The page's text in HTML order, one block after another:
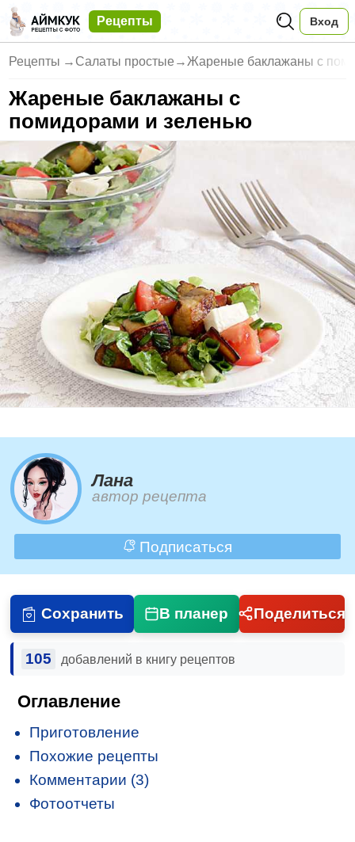
Рецепты Вход
Рецепты → Салаты простые → Жареные баклажаны с
Жареные баклажаны с
помидорами и зеленью
Лана
автор рецепта
Подписаться
Сохранить В планер Поделиться
105 добавлений в книгу рецептов
Оглавление
Приготовление
Похожие рецепты
Комментарии (3)
Фотоотчеты